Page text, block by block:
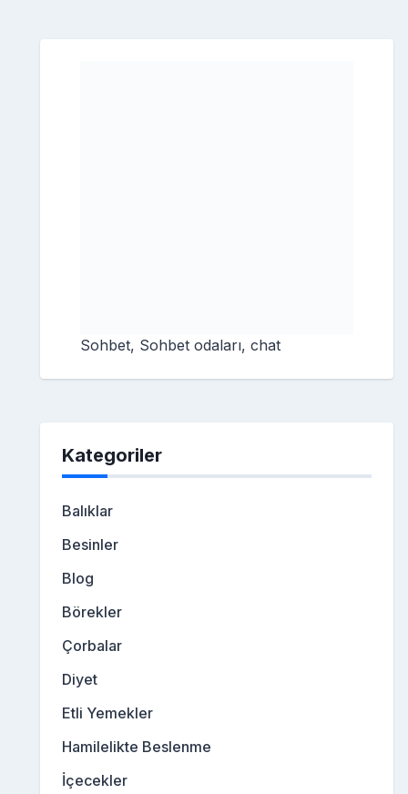
Sohbet, Sohbet odaları, chat
Kategoriler
Balıklar
Besinler
Blog
Börekler
Çorbalar
Diyet
Etli Yemekler
Hamilelikte Beslenme
İçecekler